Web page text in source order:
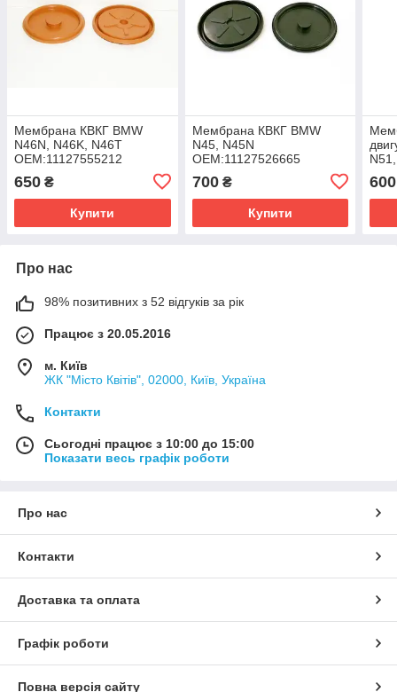
Мембрана КВКГ BMW
N46N, N46K, N46T
ОЕМ:11127555212
650 ₴
Купити
Мембрана КВКГ BMW
N45, N45N
ОЕМ:11127526665
700₴
Купити
600
Про нас
98% позитивних з 52 відгуків за рік
Працює з 20.05.2016
м. Київ
ЖК "Місто Квітів", 02000, Київ, Україна
Контакти
Сьогодні працює з 10:00 до 15:00
Показати весь графік роботи
Про нас
Контакти
Доставка та оплата
Графік роботи
Повна версія сайту